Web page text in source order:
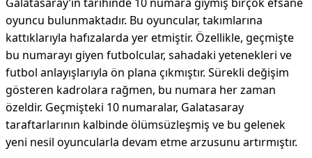
oyuncu bulunmaktadır. Bu oyuncular, takımlarına
kattıklarıyla hafızalarda yer etmiştir. Özellikle, geçmişte
bu numarayı giyen futbolcular, sahadaki yetenekleri ve
futbol anlayışlarıyla ön plana çıkmıştır. Sürekli değişim
gösteren kadrolara rağmen, bu numara her zaman
özeldir. Geçmişteki 10 numaralar, Galatasaray
taraftarlarının kalbinde ölümsüzleşmiş ve bu gelenek
yeni nesil oyuncularla devam etme arzusunu artırmıştır.